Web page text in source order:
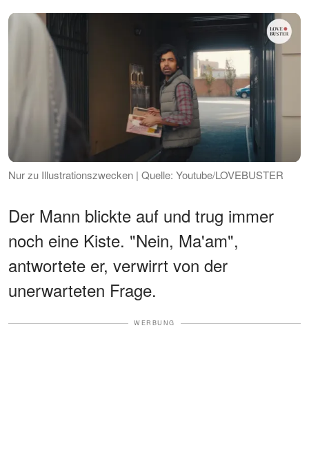
Nur zu Illustrationszwecken | Quelle: Youtube/LOVEBUSTER
Der Mann blickte auf und trug immer
noch eine Kiste. "Nein, Ma'am",
antwortete er, verwirrt von der
unerwarteten Frage.
WERBUNG